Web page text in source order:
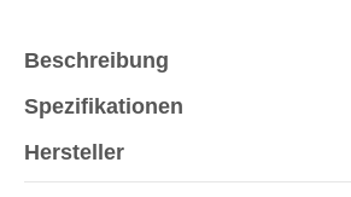
Beschreibung
Spezifikationen
Hersteller